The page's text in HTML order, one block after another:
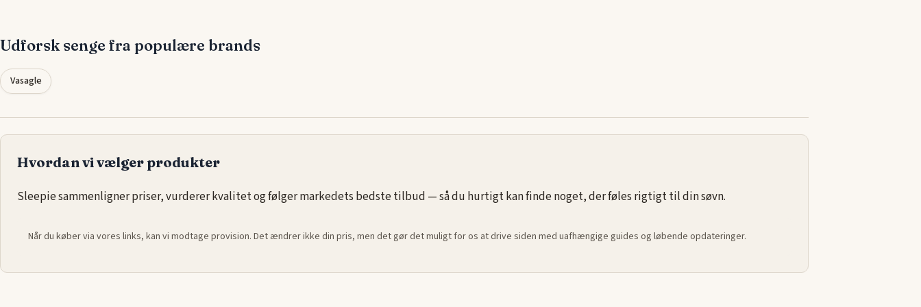
sikre, at du vågner op veludhvilet og energisk hver morgen.
Udforsk senge fra populære brands
Vasagle
Hvordan vi vælger produkter
Sleepie sammenligner priser, vurderer kvalitet og følger markedets bedste tilbud — så du hurtigt kan finde noget, der føles rigtigt til din søvn.
Når du køber via vores links, kan vi modtage provision. Det ændrer ikke din pris, men det gør det muligt for os at drive siden med uafhængige guides og løbende opdateringer.